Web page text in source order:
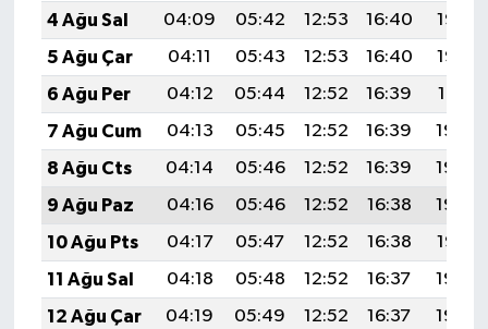
4 Ağu Sal
04:09 05:42 12:53 16:40
19:53
5 Ağu Çar
04:11 05:43 12:53 16:40
19:52
6 Ağu Per
04:12 05:44 12:52 16:39
19:51
7 Ağu Cum
04:13 05:45 12:52 16:39
19:50
8 Ağu Cts
04:14 05:46 12:52 16:39
19:49
9 Ağu Paz
04:16 05:46 12:52 16:38
19:48
10 Ağu Pts
04:17 05:47 12:52 16:38
19:47
11 Ağu Sal
04:18 05:48 12:52 16:37
19:46
12 Ağu Çar
04:19 05:49 12:52 16:37
19:44